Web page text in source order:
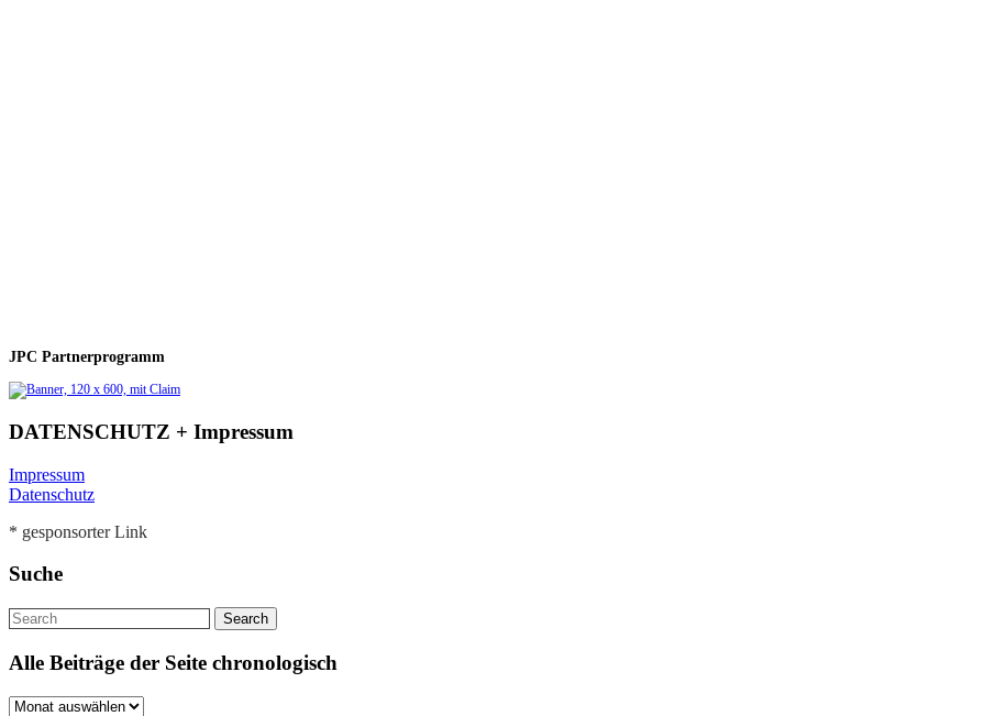
JPC Partnerprogramm
DATENSCHUTZ + Impressum
Impressum
Datenschutz
* gesponsorter Link
Suche
Alle Beiträge der Seite chronologisch
Alle